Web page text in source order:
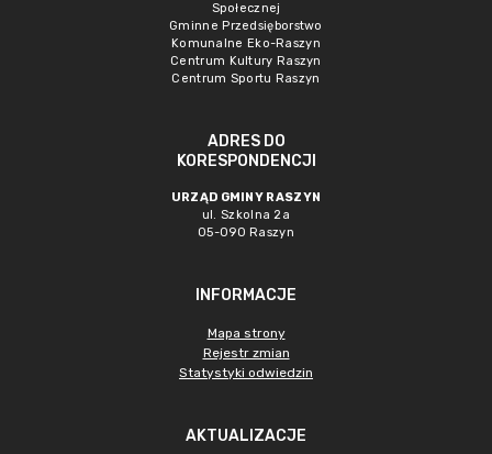
Społecznej
Gminne Przedsięborstwo
Komunalne Eko-Raszyn
Centrum Kultury Raszyn
Centrum Sportu Raszyn
ADRES DO
KORESPONDENCJI
URZĄD GMINY RASZYN
ul. Szkolna 2a
05-090 Raszyn
INFORMACJE
Mapa strony
Rejestr zmian
Statystyki odwiedzin
AKTUALIZACJE